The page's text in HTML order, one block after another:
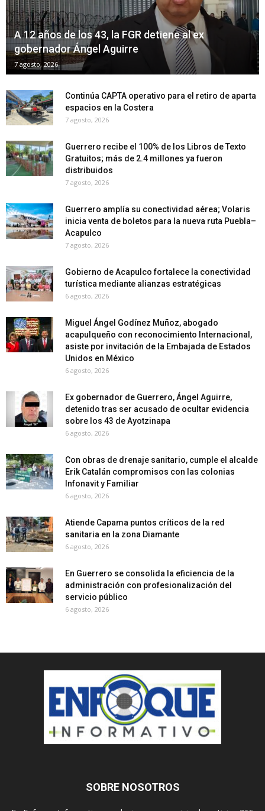
A 12 años de los 43, la FGR detiene al ex
gobernador Ángel Aguirre
7 agosto, 2026
Continúa CAPTA operativo para el retiro de aparta
espacios en la Costera
7 agosto, 2026
Guerrero recibe el 100% de los Libros de Texto
Gratuitos; más de 2.4 millones ya fueron
distribuidos
7 agosto, 2026
Guerrero amplía su conectividad aérea; Volaris
inicia venta de boletos para la nueva ruta Puebla–
Acapulco
7 agosto, 2026
Gobierno de Acapulco fortalece la conectividad
turística mediante alianzas estratégicas
6 agosto, 2026
Miguel Ángel Godínez Muñoz, abogado
acapulqueño con reconocimiento Internacional,
asiste por invitación de la Embajada de Estados
Unidos en México
6 agosto, 2026
Ex gobernador de Guerrero, Ángel Aguirre,
detenido tras ser acusado de ocultar evidencia
sobre los 43 de Ayotzinapa
6 agosto, 2026
Con obras de drenaje sanitario, cumple el alcalde
Erik Catalán compromisos con las colonias
Infonavit y Familiar
6 agosto, 2026
Atiende Capama puntos críticos de la red
sanitaria en la zona Diamante
6 agosto, 2026
En Guerrero se consolida la eficiencia de la
administración con profesionalización del
servicio público
6 agosto, 2026
SOBRE NOSOTROS